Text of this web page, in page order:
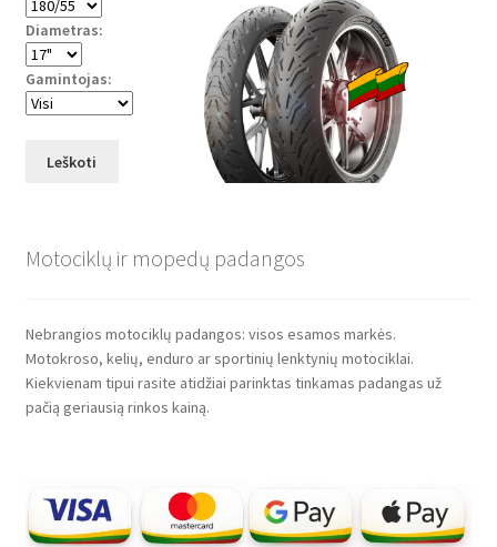
Diametras:
Gamintojas:
Leškoti
Motociklų ir mopedų padangos
Nebrangios motociklų padangos: visos esamos markės.
Motokroso, kelių, enduro ar sportinių lenktynių motociklai.
Kiekvienam tipui rasite atidžiai parinktas tinkamas padangas už
pačią geriausią rinkos kainą.